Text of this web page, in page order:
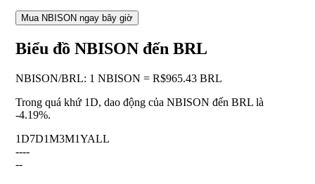
Mua NBISON ngay bây giờ
Biểu đồ NBISON đến BRL
NBISON/BRL: 1 NBISON = R$965.43 BRL
Trong quá khứ 1D, dao động của NBISON đến BRL là
-4.19%.
1D7D1M3M1YALL
----
--